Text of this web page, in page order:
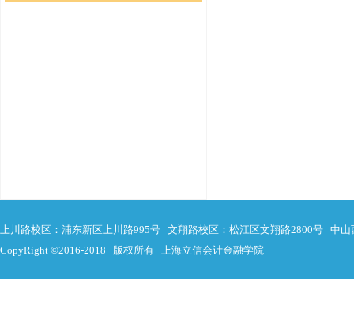
上川路校区：浦东新区上川路995号 文翔路校区：松江区文翔路2800号 中山
CopyRight ©2016-2018 版权所有 上海立信会计金融学院